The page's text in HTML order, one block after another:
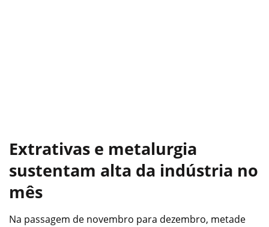
Extrativas e metalurgia
sustentam alta da indústria no
mês
Na passagem de novembro para dezembro, metade